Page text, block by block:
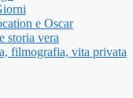
e Oscar
storia vera
filmografia, vita privata